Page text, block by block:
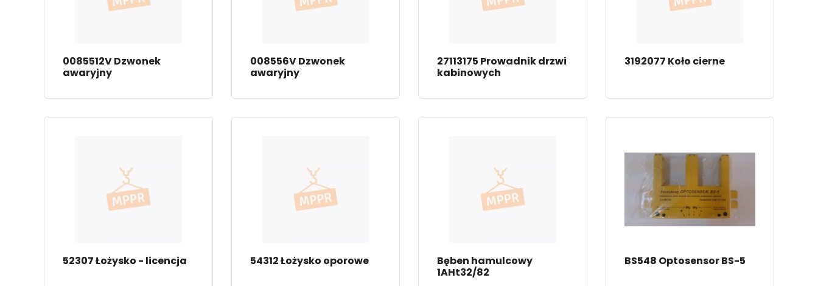
0085512V Dzwonek
awaryjny
008556V Dzwonek
awaryjny
27113175 Prowadnik drzwi
kabinowych
3192077 Koło cierne
52307 Łożysko - licencja 54312 Łożysko oporowe
Bęben hamulcowy
1AHt32/82
BS548 Optosensor BS-5